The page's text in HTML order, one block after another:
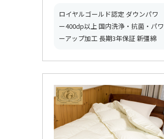
ロイヤルゴールド認定 ダウンパワ
ー400dp以上 国内洗浄・抗菌・パワ
ーアップ加工 長期3年保証 新彊綿